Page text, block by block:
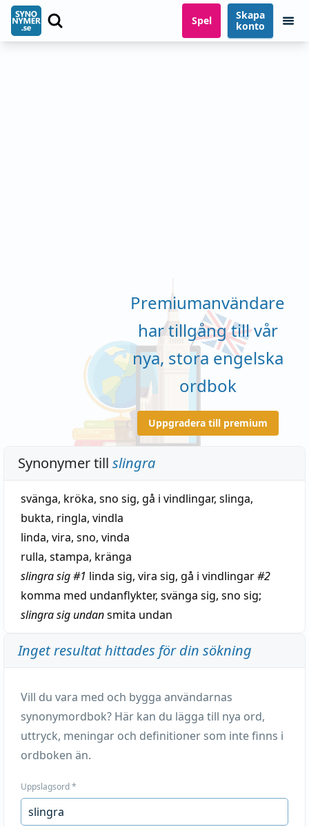
Spel
Skapa
konto
Premiumanvändare
har tillgång till vår
nya, stora engelska
ordbok
Uppgradera till premium
Synonymer till slingra
svänga, kröka, sno sig, gå i vindlingar, slinga,
bukta, ringla, vindla
linda, vira, sno, vinda
rulla, stampa, kränga
slingra sig#1 linda sig, vira sig, gå i vindlingar#2
komma med undanflykter, svänga sig, sno sig;
slingra sig undansmita undan
Inget resultat hittades för din sökning
Vill du vara med och bygga användarnas
synonymordbok? Här kan du lägga till nya ord,
uttryck, meningar och definitioner som inte finns i
ordboken än.
Uppslagsord*